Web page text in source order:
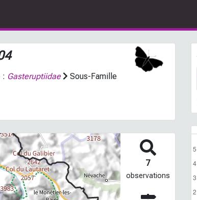
: Gasteruptiidae Sous-Famille
7
observations